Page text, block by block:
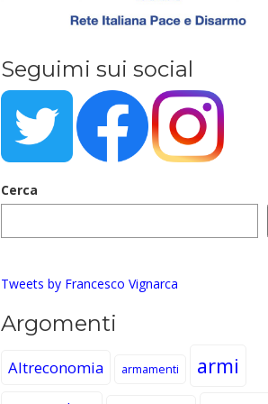
Seguimi sui social
Cerca
Tweets by Francesco Vignarca
Argomenti
Altreconomia armamenti armi